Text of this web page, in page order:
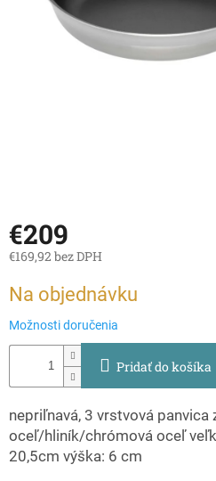
€209
€169,92 bez DPH
cena:
Na objednávku
Možnosti doručenia
Pridať do košíka
nepriľnavá, 3 vrstvová panvica
oceľ/hliník/chrómová oceľ
20,5cm výška: 6 cm